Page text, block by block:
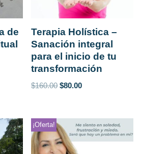
de
Terapia Holística –
Sanación integral
para el inicio de tu
transformación
$160.00 $80.00
¡Oferta!